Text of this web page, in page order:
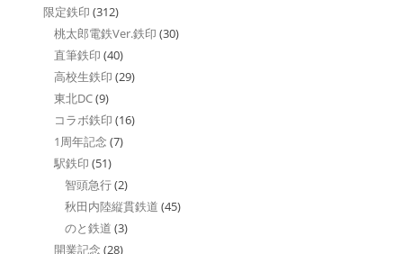
限定鉄印 (312)
桃太郎電鉄Ver.鉄印 (30)
直筆鉄印 (40)
高校生鉄印 (29)
東北DC(9)
コラボ鉄印 (16)
1周年記念 (7)
駅鉄印 (51)
智頭急行(2)
秋田内陸縦貫鉄道 (45)
のと鉄道 (3)
開業記念 (28)